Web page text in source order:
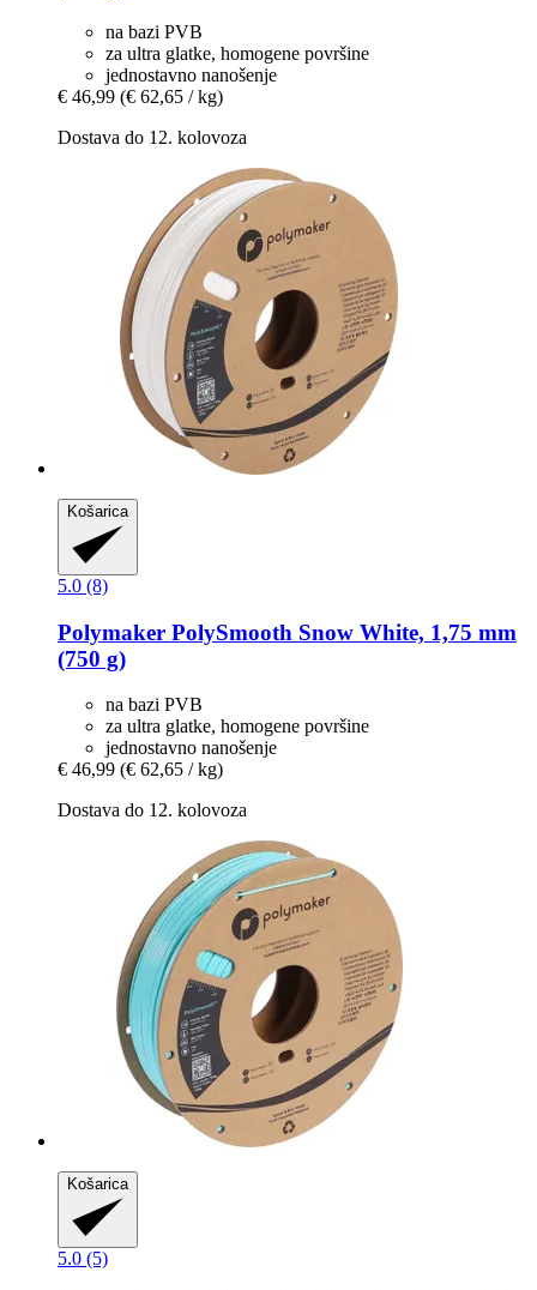
na bazi PVB
za ultra glatke, homogene površine
jednostavno nanošenje
€ 46,99 (€ 62,65 / kg)
Dostava do 12. kolovoza
Košarica
5.0 (8)
Polymaker PolySmooth Snow White, 1,75 mm
(750 g)
na bazi PVB
za ultra glatke, homogene površine
jednostavno nanošenje
€ 46,99 (€ 62,65 / kg)
Dostava do 12. kolovoza
Košarica
5.0 (5)